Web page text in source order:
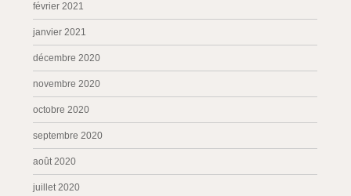
février 2021
janvier 2021
décembre 2020
novembre 2020
octobre 2020
septembre 2020
août 2020
juillet 2020